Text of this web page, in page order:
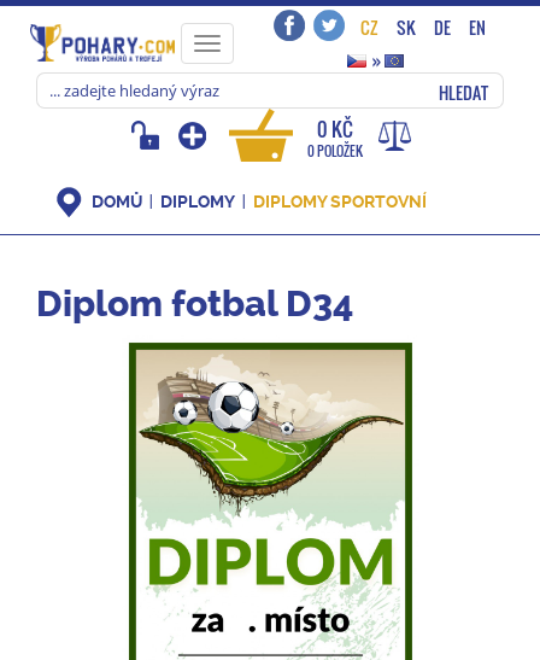
Toggle
navigation
CZ SK DE
EN
»
HLEDAT
0 KČ
0 POLOŽEK
DOMŮ DIPLOMY DIPLOMY SPORTOVNÍ
Diplom fotbal D34